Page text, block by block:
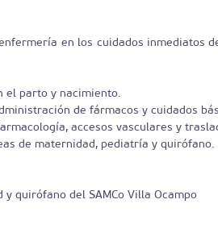
en los cuidados inmediatos
el parto y nacimiento.
de fármacos y cuidados
accesos vasculares y
de maternidad, pediatría y quirófano.
quirófano del SAMCo Villa Ocampo